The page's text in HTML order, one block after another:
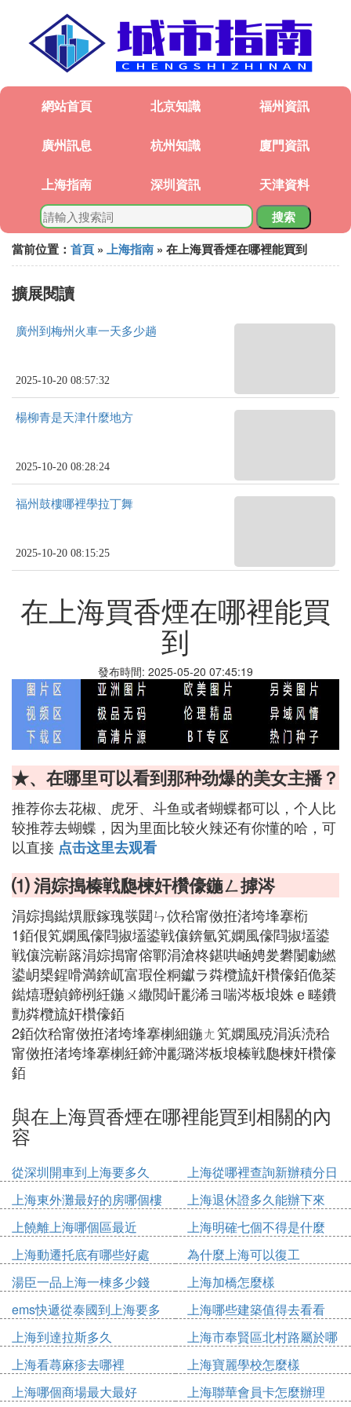
網站首頁 北京知識 福州資訊
廣州訊息 杭州知識 廈門資訊
上海指南 深圳資訊 天津資料
搜索
當前位置： 首頁 » 上海指南 » 在上海買香煙在哪裡能買到
擴展閱讀
廣州到梅州火車一天多少趟
2025-10-20 08:57:32
楊柳青是天津什麼地方
2025-10-20 08:28:24
福州鼓樓哪裡學拉丁舞
2025-10-20 08:15:25
在上海買香煙在哪裡能買
到
發布時間: 2025-05-20 07:45:19
★、在哪里可以看到那种劲爆的美女主播？
推荐你去花椒、虎牙、斗鱼或者蝴蝶都可以，个人比
较推荐去蝴蝶，因为里面比较火辣还有你懂的哈，可
以直接 点击这里去观看
⑴ 涓婃搗榛戦瓟楝奸欑儫鍦ㄥ摢涔
涓婃搗鐑熼厭鎵瑰彂閮ㄣ佽秴甯傚拰渚垮埄搴椼
1銆佷笂嫻風儫閰掓壒鍙戦儴錛氫笂嫻風儫閰掓壒鍙
戦儴浣嶄簬涓婃搗甯傛鄲涓滄柊鍖哄崡娉夎礬闄勮繎
鍙岄槼鍟嗗満錛屼富瑕佺粡钀ラ粦欖旈奸欑儫銆佹棻
鐑熺瓑鍞鍗栵紝鍦ㄨ繖閲屽彲浠ヨ喘涔板埌姝ｅ畻鐨
勯粦欖旈奸欑儫銆
2銆佽秴甯傚拰渚垮埄搴楋細鍦ㄤ笂嫻風殑涓浜涜秴
甯傚拰渚垮埄搴楋紝鍗沖彲璐涔板埌榛戦瓟楝奸欑儫
銆
與在上海買香煙在哪裡能買到相關的內
容
從深圳開車到上海要多久
上海從哪裡查詢新辦積分日
期
上海東外灘最好的房哪個樓
上海退休證多久能辦下來
上饒離上海哪個區最近
上海明確七個不得是什麼
上海動遷托底有哪些好處
為什麼上海可以復工
湯臣一品上海一棟多少錢
上海加橋怎麼樣
ems快遞從泰國到上海要多
久
上海哪些建築值得去看看
上海到達拉斯多久
上海市奉賢區北村路屬於哪
個鎮
上海看蕁麻疹去哪裡
上海寶麗學校怎麼樣
上海哪個商場最大最好
上海聯華會員卡怎麼辦理